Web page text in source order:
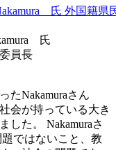
氏
員長
たNakamuraさん
会が持っている大き
した。 Nakamuraさ
ではないこと、教